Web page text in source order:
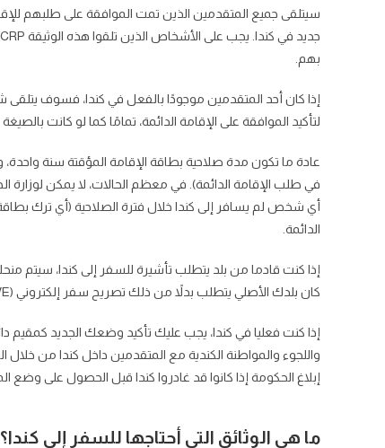
بهم.
لتأكيد الموافقة على الإقامة الدائمة، تمامًا كما لو كانت بالصيغة
عادة ما تكون مدة صلاحية بطاقة الإقامة المؤقتة سنة
في طلب الإقامة الدائمة). في معظم الحالات، لا يمكن لوزارة
أي شخص لم يسافر إلى كندا خلال فترة الصلاحية (أي ترك
الدائمة.
إذا كنت قادما من بلد يتطلب تأشيرة للسفر إلى كندا، سيتم
كان بلدك الأصلي يتطلب بدلاً من ذلك تصريح سفر إلكتروني (AVE)، فيجب عليك الحصول عليه قبل سفرك إلى كندا.
إذا كنت فعليا في كندا، يجب عليك تأكيد وضعك الجديد كمقيم
واللجوء والمواطنة الكندية مع المتقدمين داخل كندا من
إبلاغ الحكومة إذا كانوا قد غادروا كندا قبل الحصول على وضع
ما هي الوثائق التي أحتاجها للسفر إلى كندا؟